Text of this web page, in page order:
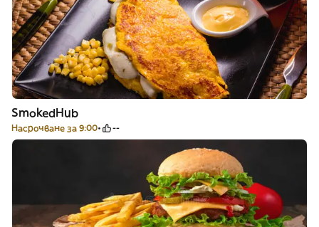
SmokedHub
Насрочване за 9:00 --